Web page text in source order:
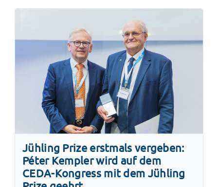
Jühling Prize erstmals vergeben:
Péter Kempler wird auf dem
CEDA-Kongress mit dem Jühling